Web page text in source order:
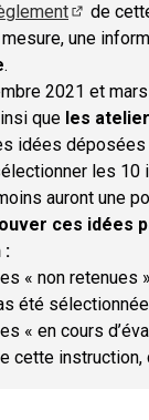
(S'ouvre
de
une
.
2021 et
que les
idées déposées
les 10
auront une
ces idées
:
« non retenues
été
« en cours
cette